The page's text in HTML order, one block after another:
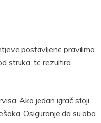
postavljene pravilima.
struka, to rezultira
Ako jedan igrač stoji
Osiguranje da su oba